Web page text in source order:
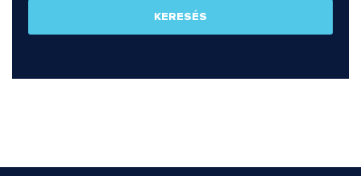
KERESÉS